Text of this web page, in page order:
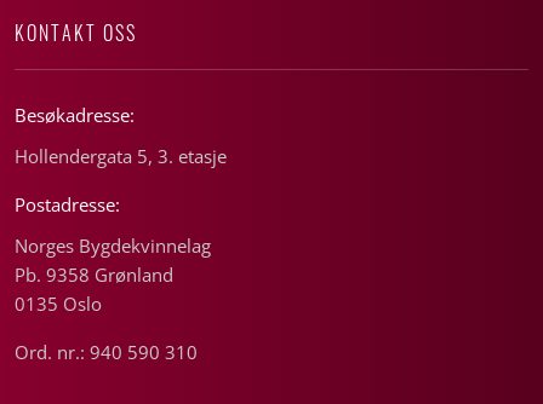
KONTAKT OSS
Besøkadresse:
Hollendergata 5, 3. etasje
Postadresse:
Norges Bygdekvinnelag
Pb. 9358 Grønland
0135 Oslo
Ord. nr.: 940 590 310